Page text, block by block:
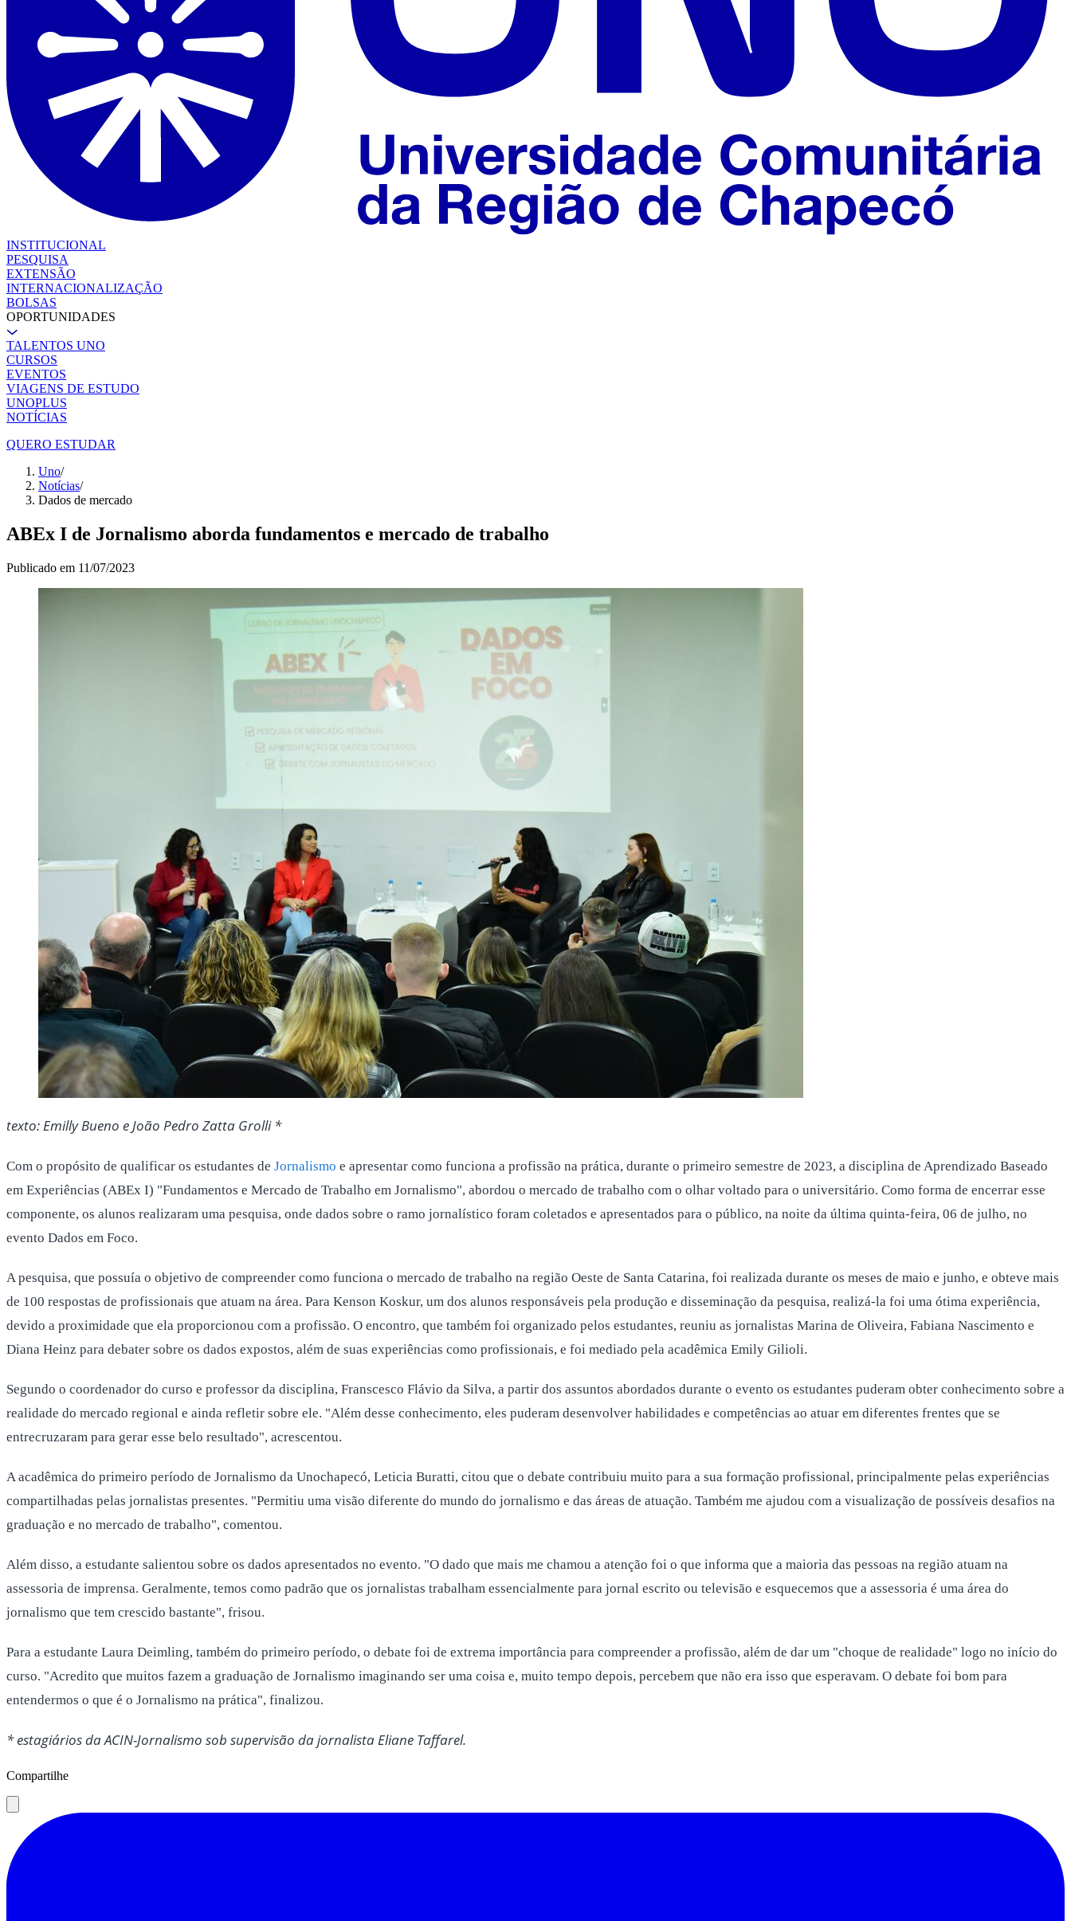
INSTITUCIONAL
PESQUISA
EXTENSÃO
INTERNACIONALIZAÇÃO
BOLSAS
OPORTUNIDADES
TALENTOS UNO
CURSOS
EVENTOS
VIAGENS DE ESTUDO
UNOPLUS
NOTÍCIAS
QUERO ESTUDAR
Uno/
Notícias/
Dados de mercado
ABEx I de Jornalismo aborda fundamentos e mercado de trabalho
Publicado em 11/07/2023
texto: Emilly Bueno e João Pedro Zatta Grolli *
Com o propósito de qualificar os estudantes de Jornalismo e apresentar como funciona a profissão na prática, durante o primeiro semestre de 2023, a disciplina de Aprendizado Baseado
em Experiências (ABEx I) "Fundamentos e Mercado de Trabalho em Jornalismo", abordou o mercado de trabalho com o olhar voltado para o universitário. Como forma de encerrar esse
componente, os alunos realizaram uma pesquisa, onde dados sobre o ramo jornalístico foram coletados e apresentados para o público, na noite da última quinta-feira, 06 de julho, no
evento Dados em Foco.
A pesquisa, que possuía o objetivo de compreender como funciona o mercado de trabalho na região Oeste de Santa Catarina, foi realizada durante os meses de maio e junho, e obteve mais
de 100 respostas de profissionais que atuam na área. Para Kenson Koskur, um dos alunos responsáveis pela produção e disseminação da pesquisa, realizá-la foi uma ótima experiência,
devido a proximidade que ela proporcionou com a profissão. O encontro, que também foi organizado pelos estudantes, reuniu as jornalistas Marina de Oliveira, Fabiana Nascimento e
Diana Heinz para debater sobre os dados expostos, além de suas experiências como profissionais, e foi mediado pela acadêmica Emily Gilioli.
Segundo o coordenador do curso e professor da disciplina, Franscesco Flávio da Silva, a partir dos assuntos abordados durante o evento os estudantes puderam obter conhecimento sobre a
realidade do mercado regional e ainda refletir sobre ele. "Além desse conhecimento, eles puderam desenvolver habilidades e competências ao atuar em diferentes frentes que se
entrecruzaram para gerar esse belo resultado", acrescentou.
A acadêmica do primeiro período de Jornalismo da Unochapecó, Leticia Buratti, citou que o debate contribuiu muito para a sua formação profissional, principalmente pelas experiências
compartilhadas pelas jornalistas presentes. "Permitiu uma visão diferente do mundo do jornalismo e das áreas de atuação. Também me ajudou com a visualização de possíveis desafios na
graduação e no mercado de trabalho", comentou.
Além disso, a estudante salientou sobre os dados apresentados no evento. "O dado que mais me chamou a atenção foi o que informa que a maioria das pessoas na região atuam na
assessoria de imprensa. Geralmente, temos como padrão que os jornalistas trabalham essencialmente para jornal escrito ou televisão e esquecemos que a assessoria é uma área do
jornalismo que tem crescido bastante", frisou.
Para a estudante Laura Deimling, também do primeiro período, o debate foi de extrema importância para compreender a profissão, além de dar um "choque de realidade" logo no início do
curso. "Acredito que muitos fazem a graduação de Jornalismo imaginando ser uma coisa e, muito tempo depois, percebem que não era isso que esperavam. O debate foi bom para
entendermos o que é o Jornalismo na prática", finalizou.
* estagiários da ACIN-Jornalismo sob supervisão da jornalista Eliane Taffarel.
Compartilhe